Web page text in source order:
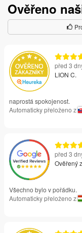
Ověřeno
před 3
LION C.
naprostá spokojenost.
Automaticky přeloženo z
před 3
Ověřený
Všechno bylo v pořádku.
Automaticky přeloženo z